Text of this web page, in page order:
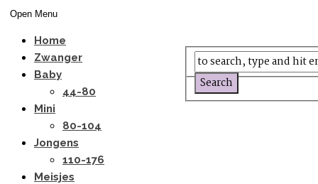
Open Menu
Home
Zwanger
Baby
44-80
Mini
80-104
Jongens
110-176
Meisjes